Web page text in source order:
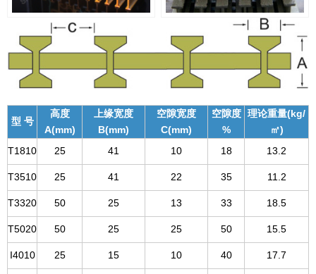
型 号
高度
A(mm)
上缘宽度
B(mm)
空隙宽度
C(mm)
空隙度
%
理论重量(kg/
㎡)
T1810
25 41 10 18 13.2
T3510 25 41 22 35 11.2
T3320 50 25 13 33 18.5
T5020 50 25 25 50 15.5
I4010 25 15 10 40 17.7